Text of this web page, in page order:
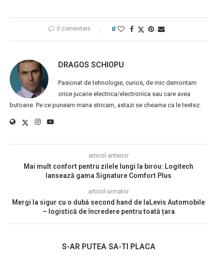
0 comentarii 0
DRAGOS SCHIOPU
Pasionat de tehnologie, curios, de mic demontam
orice jucarie electrica/electronica sau care avea
butoane. Pe ce puneam mana stricam, astazi se cheama ca le testez.
articol anterior
Mai mult confort pentru zilele lungi la birou: Logitech
lansează gama Signature Comfort Plus
articol urmator
Mergi la sigur cu o dubă second hand de laLevis Automobile
– logistică de încredere pentru toată țara
S-AR PUTEA SA-TI PLACA